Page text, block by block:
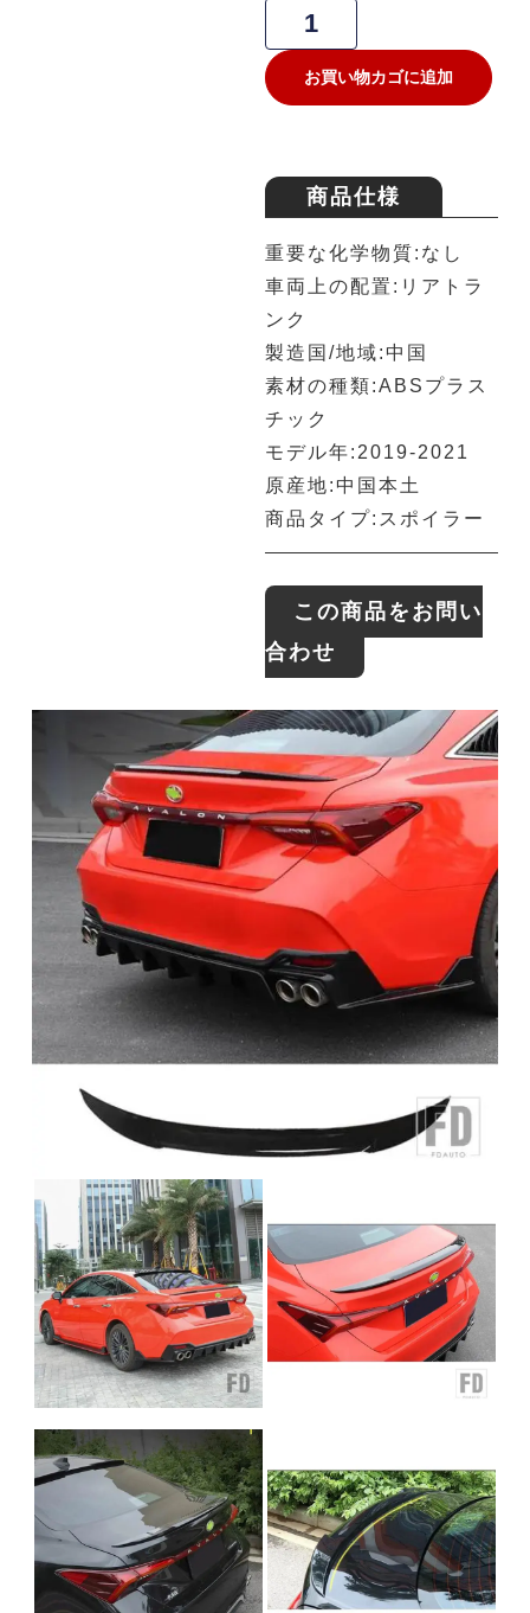
お買い物カゴに追加
商品仕様
重要な化学物質:なし
車両上の配置:リアトラ
ンク
製造国/地域:中国
素材の種類:ABSプラス
チック
モデル年:2019-2021
原産地:中国本土
商品タイプ:スポイラー
この商品をお問い
合わせ